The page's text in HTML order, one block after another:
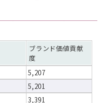
ブランド価値貢献
度
5,207
5,201
3,391